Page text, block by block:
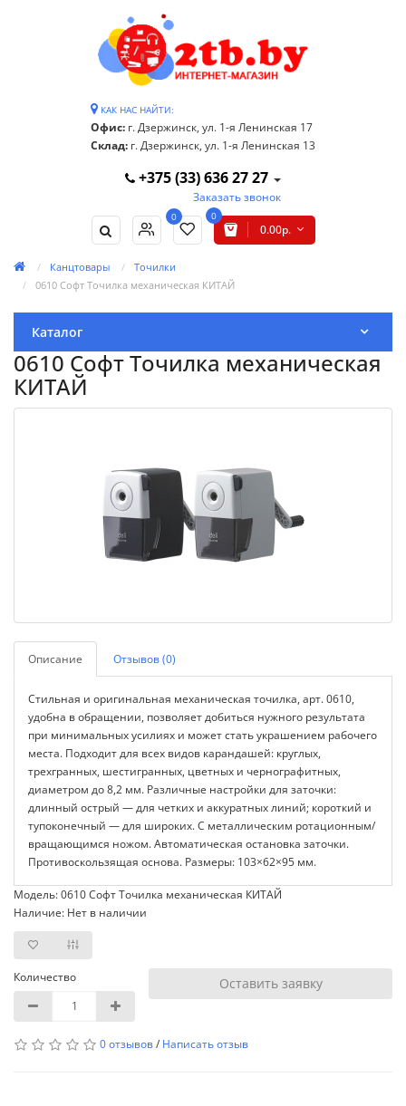
КАК НАС НАЙТИ:
Офис: г. Дзержинск, ул. 1-я Ленинская 17
Склад: г. Дзержинск, ул. 1-я Ленинская 13
+375 (33) 636 27 27
Заказать звонок
0 0
0.00р.
Канцтовары
Точилки
0610 Софт Точилка механическая КИТАЙ
Каталог
0610 Софт Точилка механическая
КИТАЙ
Описание Отзывов (0)
Стильная и оригинальная механическая точилка, арт. 0610,
удобна в обращении, позволяет добиться нужного результата
при минимальных усилиях и может стать украшением рабочего
места. Подходит для всех видов карандашей: круглых,
трехгранных, шестигранных, цветных и чернографитных,
диаметром до 8,2 мм. Различные настройки для заточки:
длинный острый — для четких и аккуратных линий; короткий и
тупоконечный — для широких. С металлическим ротационным/
вращающимся ножом. Автоматическая остановка заточки.
Противоскользящая основа. Размеры: 103×62×95 мм.
Модель: 0610 Софт Точилка механическая КИТАЙ
Наличие: Нет в наличии
Количество Оставить заявку
0 отзывов/ Написать отзыв